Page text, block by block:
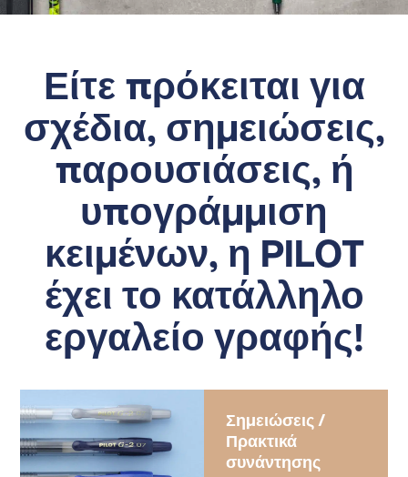
Είτε πρόκειται για
σχέδια, σημειώσεις,
παρουσιάσεις, ή
υπογράμμιση
κειμένων, η PILOT
έχει το κατάλληλο
εργαλείο γραφής!
Σημειώσεις /
Πρακτικά
συνάντησης